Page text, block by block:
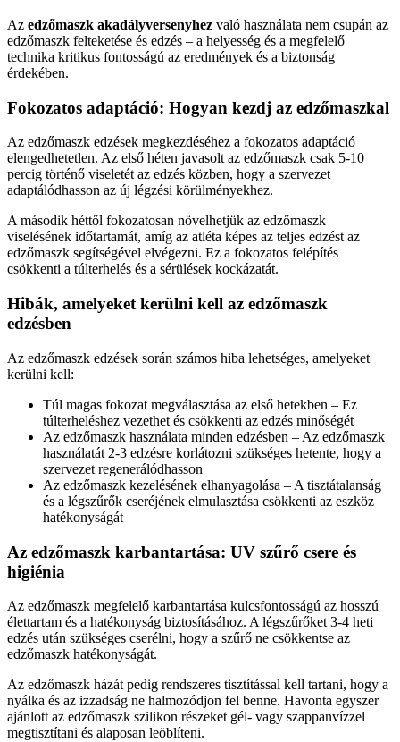
Az edzőmaszk akadályversenyhez való használata nem csupán az
edzőmaszk felteketése és edzés – a helyesség és a megfelelő
technika kritikus fontosságú az eredmények és a biztonság
érdekében.
Fokozatos adaptáció: Hogyan kezdj az edzőmaszkal
Az edzőmaszk edzések megkezdéséhez a fokozatos adaptáció
elengedhetetlen. Az első héten javasolt az edzőmaszk csak 5-10
percig történő viseletét az edzés közben, hogy a szervezet
adaptálódhasson az új légzési körülményekhez.
A második héttől fokozatosan növelhetjük az edzőmaszk
viselésének időtartamát, amíg az atléta képes az teljes edzést az
edzőmaszk segítségével elvégezni. Ez a fokozatos felépítés
csökkenti a túlterhelés és a sérülések kockázatát.
Hibák, amelyeket kerülni kell az edzőmaszk
edzésben
Az edzőmaszk edzések során számos hiba lehetséges, amelyeket
kerülni kell:
Túl magas fokozat megválasztása az első hetekben – Ez
túlterheléshez vezethet és csökkenti az edzés minőségét
Az edzőmaszk használata minden edzésben – Az edzőmaszk
használatát 2-3 edzésre korlátozni szükséges hetente, hogy a
szervezet regenerálódhasson
Az edzőmaszk kezelésének elhanyagolása – A tisztátalanság
és a légszűrők cseréjének elmulasztása csökkenti az eszköz
hatékonyságát
Az edzőmaszk karbantartása: UV szűrő csere és
higiénia
Az edzőmaszk megfelelő karbantartása kulcsfontosságú az hosszú
élettartam és a hatékonyság biztosításához. A légszűrőket 3-4 heti
edzés után szükséges cserélni, hogy a szűrő ne csökkentse az
edzőmaszk hatékonyságát.
Az edzőmaszk házát pedig rendszeres tisztítással kell tartani, hogy a
nyálka és az izzadság ne halmozódjon fel benne. Havonta egyszer
ajánlott az edzőmaszk szilikon részeket gél- vagy szappanvízzel
megtisztítani és alaposan leöblíteni.